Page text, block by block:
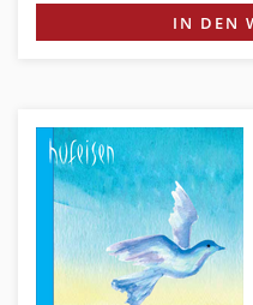
IN DEN